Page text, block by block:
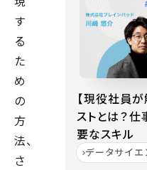
す
る
た
め
の
方
法、
さ
【現役社員
ストとは？
要なスキル
データサイエ